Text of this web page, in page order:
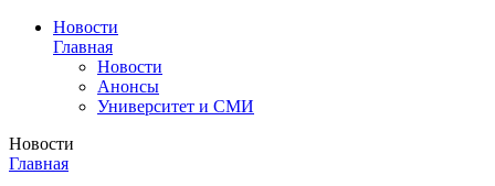
Новости
Главная
Новости
Анонсы
Университет и СМИ
Новости
Главная